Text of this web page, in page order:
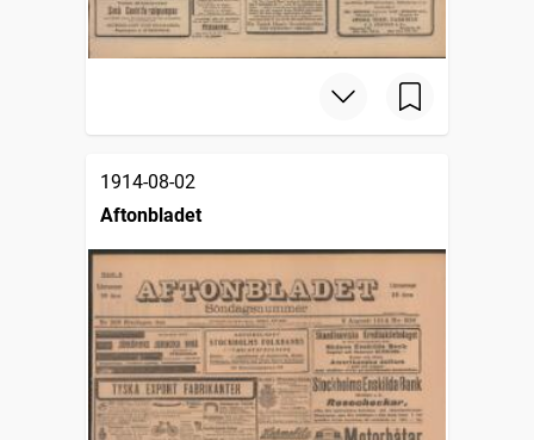
1914-08-02
Aftonbladet